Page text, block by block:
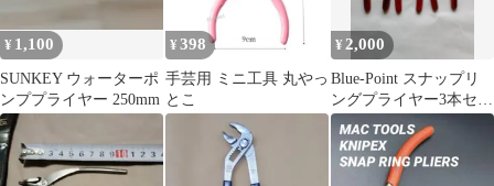
¥ 1,100
SUNKEY ウォーターポ
ンププライヤー 250mm
¥ 398
手芸用 ミニ工具 丸やっ
とこ
¥ 2,000
Blue-Point スナップリ
ングプライヤー3本セッ
ト 送料込